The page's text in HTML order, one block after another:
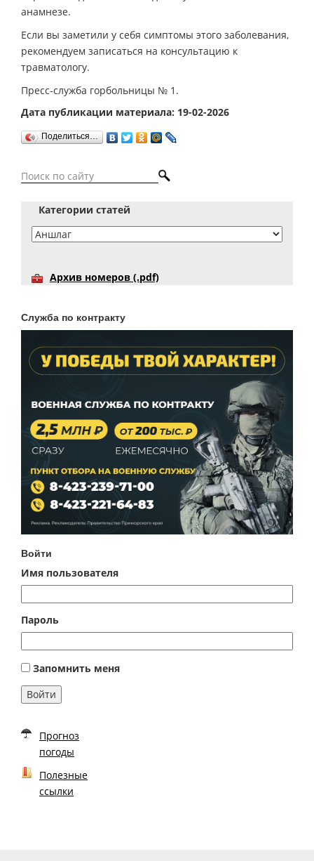
анамнезе.
Если вы заметили у себя симптомы этого заболевания,
рекомендуем записаться на консультацию к
травматологу.
Пресс-служба горбольницы № 1.
Дата публикации материала: 19-02-2026
Поделиться…
Категории статей
Архив номеров (.pdf)
Служба по контракту
Войти
Имя пользователя
Пароль
Запомнить меня
Войти
Прогноз
погоды
Полезные
ссылки